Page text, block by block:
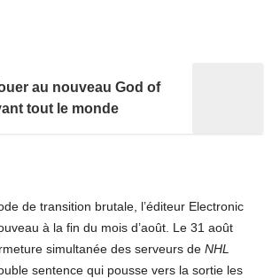
au nouveau God of
tout le monde
de transition brutale, l’éditeur Electronic
à la fin du mois d’août. Le 31 août
simultanée des serveurs de NHL
sentence qui pousse vers la sortie les